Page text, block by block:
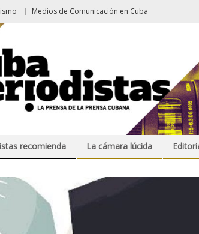
Medios de Comunicación en Cuba
recomienda La cámara lúcida